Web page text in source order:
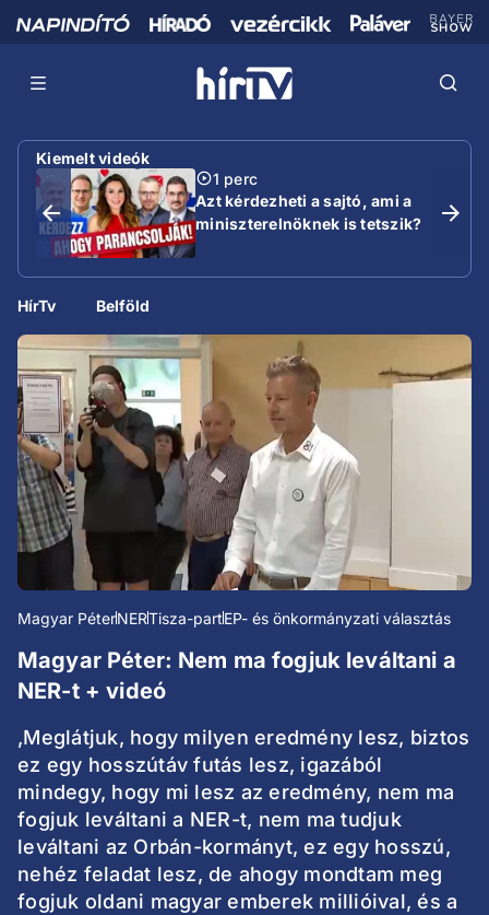
Kiemelt videók
1 perc
Azt kérdezheti a sajtó, ami a
miniszterelnöknek is tetszik?
HírTv Belföld
Magyar PéterNERTisza-partEP- és önkormányzati választás
Magyar Péter: Nem ma fogjuk leváltani a
NER-t + videó
,Meglátjuk, hogy milyen eredmény lesz, biztos
ez egy hosszútáv futás lesz, igazából
mindegy, hogy mi lesz az eredmény, nem ma
fogjuk leváltani a NER-t, nem ma tudjuk
leváltani az Orbán-kormányt, ez egy hosszú,
nehéz feladat lesz, de ahogy mondtam meg
fogjuk oldani magyar emberek millióival, és a